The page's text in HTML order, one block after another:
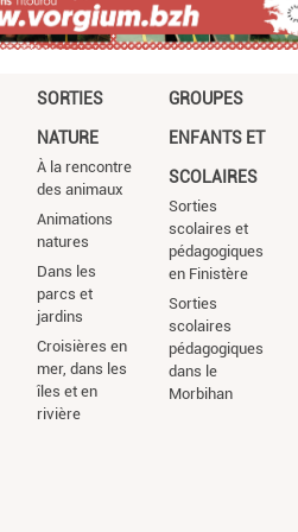
SORTIES
NATURE
À la rencontre
des animaux
Animations
natures
Dans les
parcs et
jardins
Croisières en
mer, dans les
îles et en
rivière
GROUPES
ENFANTS ET
SCOLAIRES
Sorties
scolaires et
pédagogiques
en Finistère
Sorties
scolaires
pédagogiques
dans le
Morbihan